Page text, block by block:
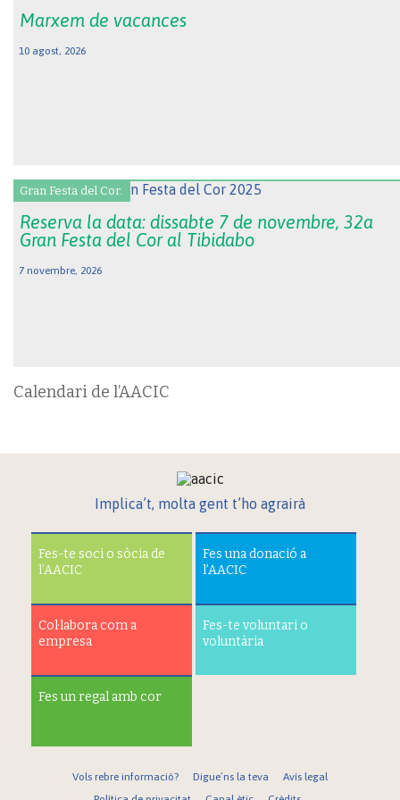
Marxem de vacances
10 agost, 2026
Gran Festa del Cor.
Reserva la data: dissabte 7 de novembre, 32a
Gran Festa del Cor al Tibidabo
7 novembre, 2026
Calendari de l’AACIC
Implica’t, molta gent t’ho agrairà
Fes-te soci o sòcia de
l’AACIC
Fes una donació a
l’AACIC
Col·labora com a
empresa
Fes-te voluntari o
voluntària
Fes un regal amb cor
Vols rebre informació? Digue’ns la teva
Avís legal